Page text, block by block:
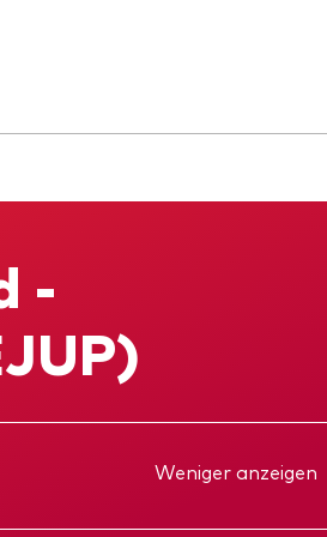
-
Weniger anzeigen
Jahresbericht